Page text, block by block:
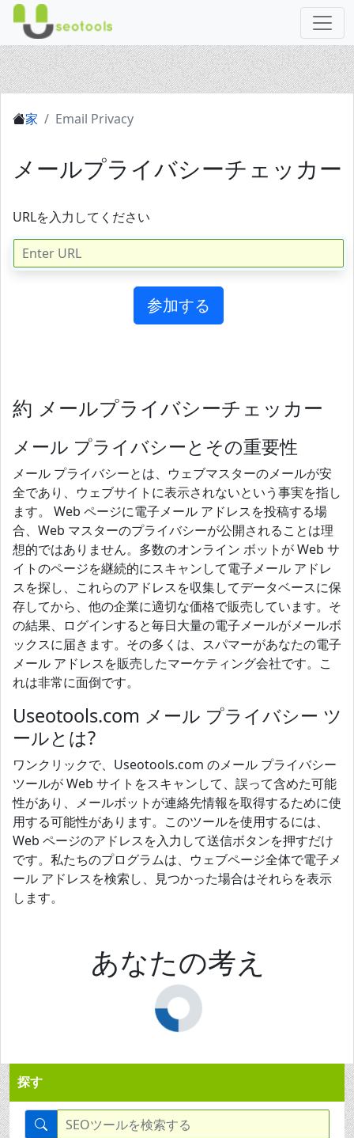
家 Email Privacy
メールプライバシーチェッカー
URLを入力してください
約 メールプライバシーチェッカー
メール プライバシーとその重要性
メール プライバシーとは、ウェブマスターのメールが安
全であり、ウェブサイトに表示されないという事実を指し
ます。 Web ページに電子メール アドレスを投稿する場
合、Web マスターのプライバシーが公開されることは理
想的ではありません。多数のオンライン ボットが Web サ
イトのページを継続的にスキャンして電子メール アドレ
スを探し、これらのアドレスを収集してデータベースに保
存してから、他の企業に適切な価格で販売しています。そ
の結果、ログインすると毎日大量の電子メールがメールボ
ックスに届きます。その多くは、スパマーがあなたの電子
メール アドレスを販売したマーケティング会社です。こ
れは非常に面倒です。
Useotools.com メール プライバシー ツ
ールとは?
ワンクリックで、Useotools.com のメール プライバシー
ツールが Web サイトをスキャンして、誤って含めた可能
性があり、メールボットが連絡先情報を取得するために使
用する可能性があります。このツールを使用するには、
Web ページのアドレスを入力して送信ボタンを押すだけ
です。私たちのプログラムは、ウェブページ全体で電子メ
ール アドレスを検索し、見つかった場合はそれらを表示
します。
あなたの考え
探す